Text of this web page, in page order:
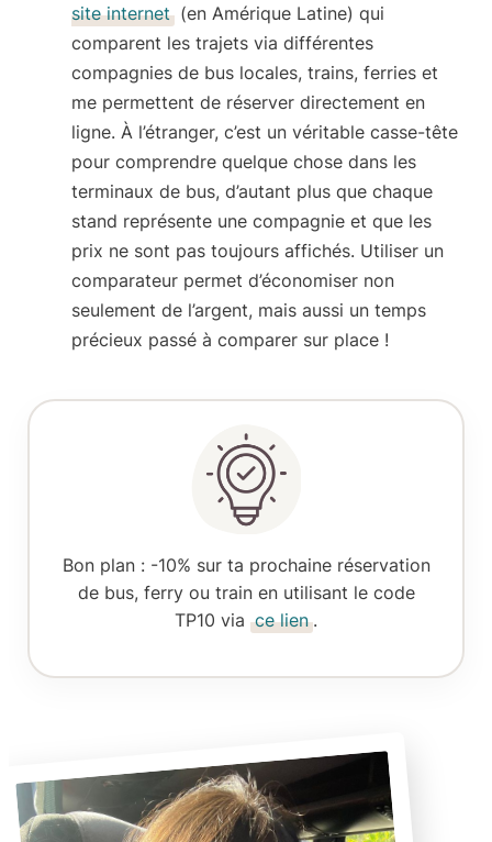
site internet (en Amérique Latine) qui
comparent les trajets via différentes
compagnies de bus locales, trains, ferries et
me permettent de réserver directement en
ligne. À l’étranger, c’est un véritable casse-tête
pour comprendre quelque chose dans les
terminaux de bus, d’autant plus que chaque
stand représente une compagnie et que les
prix ne sont pas toujours affichés. Utiliser un
comparateur permet d’économiser non
seulement de l’argent, mais aussi un temps
précieux passé à comparer sur place !
Bon plan: -10% sur ta prochaine réservation
de bus, ferry ou train en utilisant le code
TP10 via ce lien .